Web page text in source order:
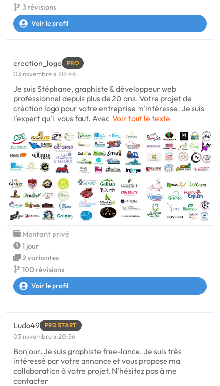
3 révisions
Voir le profil
creation_logo PRO
03 novembre à 20:46
Je suis Stéphane, graphiste & développeur web
professionnel depuis plus de 20 ans. Votre projet de
création logo pour votre entreprise m'intéresse. Je suis
l'expert qu'il vous faut. Avec Voir tout le texte
Montant privé
1 jour
2 variantes
100 révisions
Voir le profil
Ludo49 PRO START
03 novembre à 20:56
Bonjour, Je suis graphiste free-lance. Je suis très
intéressé par votre annonce et vous propose ma
collaboration à votre projet. N'hésitez pas à me
contacter